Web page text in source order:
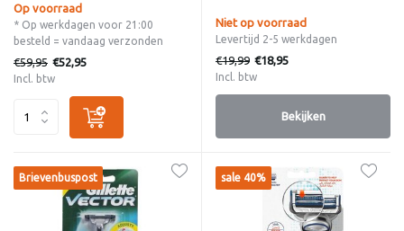
Op voorraad
* Op werkdagen voor 21:00
besteld = vandaag verzonden
€59,95 €52,95
Incl. btw
Niet op voorraad
Levertijd 2-5 werkdagen
€19,99 €18,95
Incl. btw
Bekijken
Brievenbuspost sale 40%